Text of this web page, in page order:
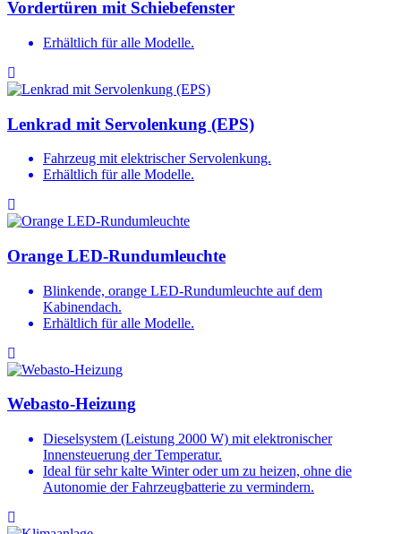
Vordertüren mit Schiebefenster
Erhältlich für alle Modelle.
Lenkrad mit Servolenkung (EPS)
Fahrzeug mit elektrischer Servolenkung.
Erhältlich für alle Modelle.
Orange LED-Rundumleuchte
Blinkende, orange LED-Rundumleuchte auf dem
Kabinendach.
Erhältlich für alle Modelle.
Webasto-Heizung
Dieselsystem (Leistung 2000 W) mit elektronischer
Innensteuerung der Temperatur.
Ideal für sehr kalte Winter oder um zu heizen, ohne die
Autonomie der Fahrzeugbatterie zu vermindern.